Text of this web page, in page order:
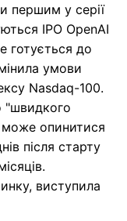
першим у серії
IPO OpenAI
готується до
умови
Nasdaq-100.
"швидкого
може опинитися
після старту
виступила